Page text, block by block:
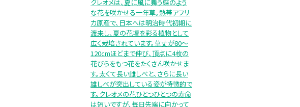
クレオメは、夏に風に舞う蝶のよう
な花を咲かせる一年草。熱帯アフリ
カ原産で、日本へは明治時代初期に
渡来し、夏の花壇を彩る植物として
広く栽培されています。草丈が80～
120cmほどまで伸び、頂点に4枚の
花びらをもつ花をたくさん咲かせま
す。太くて長い雌しべと、さらに長い
雄しべが突出している姿が特徴的で
す。クレオメの花ひとつひとつの寿命
は短いですが、毎日先端に向かって